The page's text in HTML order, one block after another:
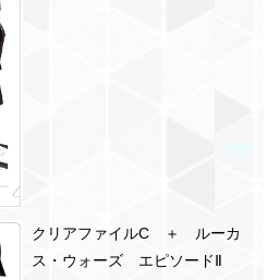
クリアファイルC ＋ ルーカ
ス・ウォーズ エピソードⅡ